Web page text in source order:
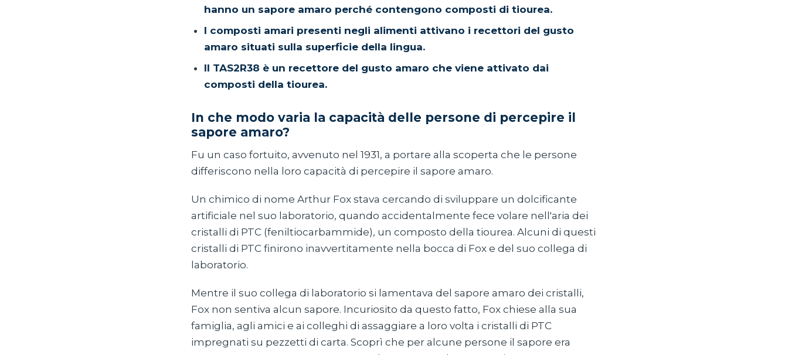
hanno un sapore amaro perché contengono composti di tiourea.
I composti amari presenti negli alimenti attivano i recettori del gusto
amaro situati sulla superficie della lingua.
Il TAS2R38 è un recettore del gusto amaro che viene attivato dai
composti della tiourea.
In che modo varia la capacità delle persone di percepire il
sapore amaro?
Fu un caso fortuito, avvenuto nel 1931, a portare alla scoperta che le persone
differiscono nella loro capacità di percepire il sapore amaro.
Un chimico di nome Arthur Fox stava cercando di sviluppare un dolcificante
artificiale nel suo laboratorio, quando accidentalmente fece volare nell'aria dei
cristalli di PTC (feniltiocarbammide), un composto della tiourea. Alcuni di questi
cristalli di PTC finirono inavvertitamente nella bocca di Fox e del suo collega di
laboratorio.
Mentre il suo collega di laboratorio si lamentava del sapore amaro dei cristalli,
Fox non sentiva alcun sapore. Incuriosito da questo fatto, Fox chiese alla sua
famiglia, agli amici e ai colleghi di assaggiare a loro volta i cristalli di PTC
impregnati su pezzetti di carta. Scoprì che per alcune persone il sapore era